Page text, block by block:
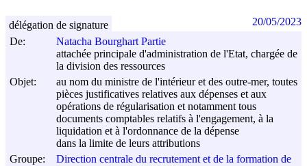
De:
Natacha Bourghart Partie
attachée principale d'administration de l'Etat, chargée de
la division des ressources
Objet:
au nom du ministre de l'intérieur et des outre-mer, toutes
pièces justificatives relatives aux dépenses et aux
opérations de régularisation et notamment tous
documents comptables relatifs à l'engagement, à la
liquidation et à l'ordonnance de la dépense
dans la limite de leurs attributions
Groupe:
Direction centrale du recrutement et de la formation de
délégation de signature 20/05/2023